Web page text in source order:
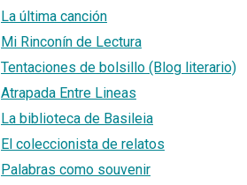
La última canción
Mi Rinconín de Lectura
Tentaciones de bolsillo (Blog literario)
Atrapada Entre Lineas
La biblioteca de Basileia
El coleccionista de relatos
Palabras como souvenir